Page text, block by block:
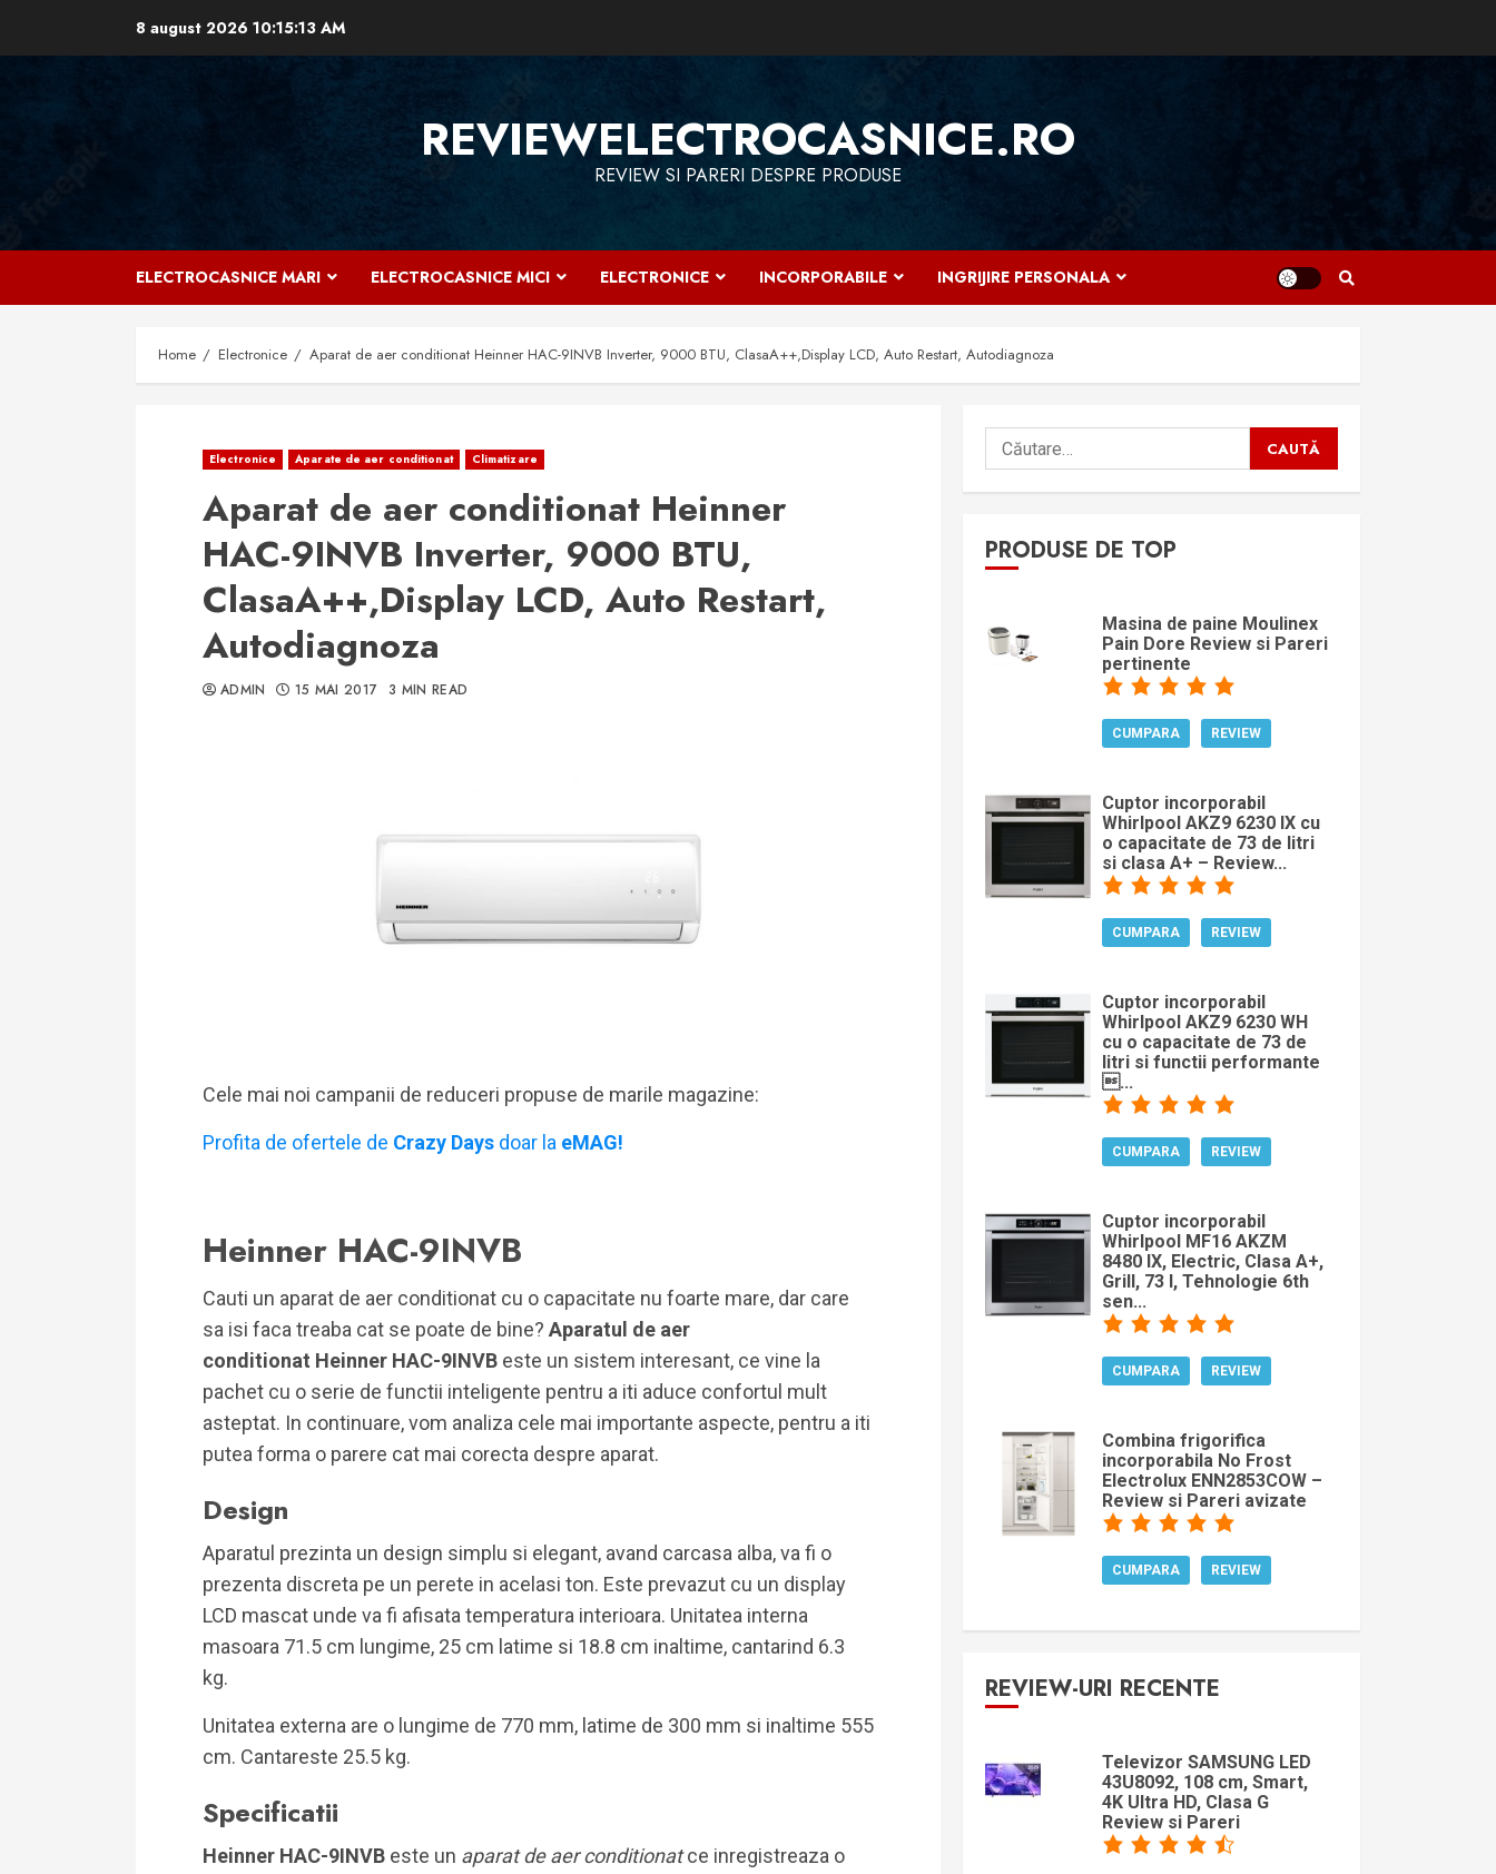
8 august 2026 10:15:14 AM
REVIEWELECTROCASNICE.RO
REVIEW SI PARERI DESPRE PRODUSE
ELECTROCASNICE MARI ELECTROCASNICE MICI ELECTRONICE INCORPORABILE INGRIJIRE PERSONALA
Home Electronice Aparat de aer conditionat Heinner HAC-9INVB Inverter, 9000 BTU, ClasaA++,Display LCD, Auto Restart, Autodiagnoza
Electronice Aparate de aer conditionat Climatizare
Aparat de aer conditionat Heinner
HAC-9INVB Inverter, 9000 BTU,
ClasaA++,Display LCD, Auto Restart,
Autodiagnoza
ADMIN 15 MAI 2017 3 MIN READ
Cele mai noi campanii de reduceri propuse de marile magazine:
Profita de ofertele de Crazy Days doar la eMAG!
Heinner HAC-9INVB
Cauti un aparat de aer conditionat cu o capacitate nu foarte mare, dar care
sa isi faca treaba cat se poate de bine? Aparatul de aer
conditionat Heinner HAC-9INVB este un sistem interesant, ce vine la
pachet cu o serie de functii inteligente pentru a iti aduce confortul mult
asteptat. In continuare, vom analiza cele mai importante aspecte, pentru a iti
putea forma o parere cat mai corecta despre aparat.
Design
Aparatul prezinta un design simplu si elegant, avand carcasa alba, va fi o
prezenta discreta pe un perete in acelasi ton. Este prevazut cu un display
LCD mascat unde va fi afisata temperatura interioara. Unitatea interna
masoara 71.5 cm lungime, 25 cm latime si 18.8 cm inaltime, cantarind 6.3
kg.
Unitatea externa are o lungime de 770 mm, latime de 300 mm si inaltime 555
cm. Cantareste 25.5 kg.
Specificatii
Heinner HAC-9INVB este un aparat de aer conditionatce inregistreaza o
Caută
după:
PRODUSE DE TOP
Masina de paine Moulinex
Pain Dore Review si Pareri
pertinente
CUMPARA REVIEW
Cuptor incorporabil
Whirlpool AKZ9 6230 IX cu
o capacitate de 73 de litri
si clasa A+ – Review...
CUMPARA REVIEW
Cuptor incorporabil
Whirlpool AKZ9 6230 WH
cu o capacitate de 73 de
litri si functii performante
...
CUMPARA REVIEW
Cuptor incorporabil
Whirlpool MF16 AKZM
8480 IX, Electric, Clasa A+,
Grill, 73 l, Tehnologie 6th
sen...
CUMPARA REVIEW
Combina frigorifica
incorporabila No Frost
Electrolux ENN2853COW –
Review si Pareri avizate
CUMPARA REVIEW
REVIEW-URI RECENTE
Televizor SAMSUNG LED
43U8092, 108 cm, Smart,
4K Ultra HD, Clasa G
Review si Pareri